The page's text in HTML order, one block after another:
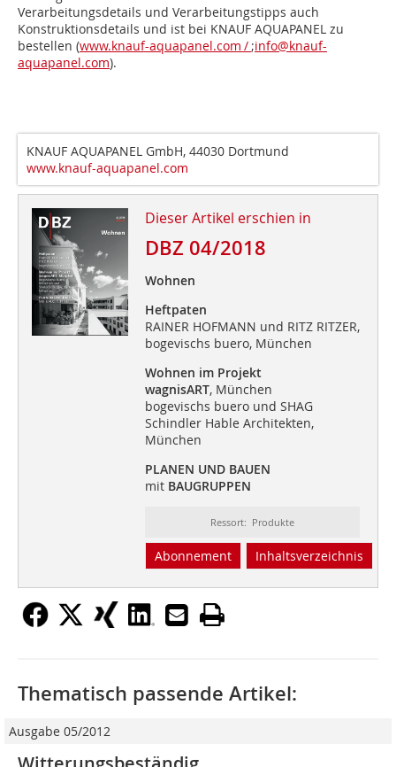
Verarbeitungsdetails und Verarbeitungstipps auch
Konstruktionsdetails und ist bei KNAUF AQUAPANEL zu
bestellen (www.knauf-aquapanel.com / ;info@knauf-
aquapanel.com).
KNAUF AQUAPANEL GmbH, 44030 Dortmund
www.knauf-aquapanel.com
Dieser Artikel erschien in
DBZ 04/2018
Wohnen
Heftpaten
RAINER HOFMANN und RITZ RITZER,
bogevischs buero, München
Wohnen im Projekt
wagnisART, München
bogevischs buero und SHAG
Schindler Hable Architekten,
München
PLANEN UND BAUEN
mit BAUGRUPPEN
Ressort: Produkte
Abonnement Inhaltsverzeichnis
Thematisch passende Artikel:
Ausgabe 05/2012